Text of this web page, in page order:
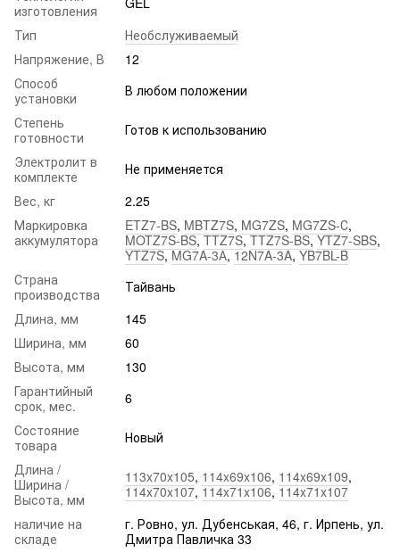
изготовления
Тип
Необслуживаемый
Напряжение, В
12
Способ
установки
В любом положении
Степень
готовности
Готов к использованию
Электролит в
комплекте
Не применяется
Вес, кг
2.25
Маркировка
аккумулятора
ETZ7-BS, MBTZ7S, MG7ZS, MG7ZS-С,
MOTZ7S-BS,TTZ7S,TTZ7S-BS,YTZ7-SBS,
YTZ7S,MG7A-3А,12N7A-3A,YB7BL-B
Страна
производства
Тайвань
Длина, мм
145
Ширина, мм
60
Высота, мм
130
Гарантийный
срок, мес.
6
Состояние
товара
Новый
Длина /
Ширина /
Высота, мм
113x70x105, 114x69x106, 114x69x109,
114x70x107, 114x71x106, 114x71x107
наличие на
складе
г. Ровно, ул. Дубенськая, 46, г. Ирпень, ул.
Дмитра Павличка 33